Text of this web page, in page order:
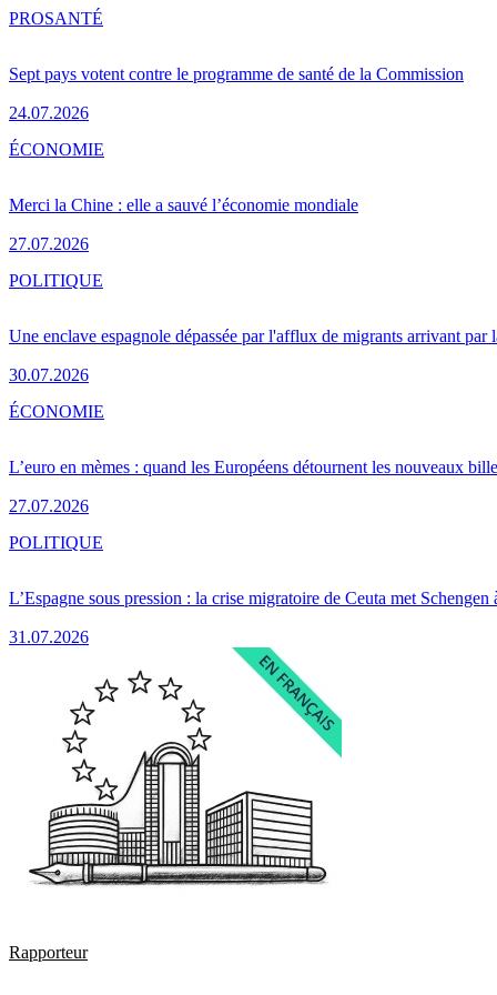
Sept pays votent contre le programme de santé de la Commission
24.07.2026
PROSANTÉ
Merci la Chine : elle a sauvé l’économie mondiale
27.07.2026
ÉCONOMIE
Une enclave espagnole dépassée par l'afflux de migrants arrivant par
30.07.2026
POLITIQUE
L’euro en mèmes : quand les Européens détournent les nouveaux
27.07.2026
ÉCONOMIE
L’Espagne sous pression : la crise migratoire de Ceuta met Schengen
31.07.2026
POLITIQUE
Rapporteur